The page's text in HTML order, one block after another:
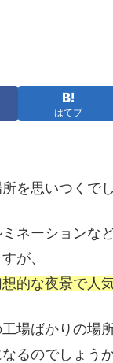
はてブ
を思いつくで
ネーションな
が、
的な夜景で人
場ばかりの場所
るのでしょう